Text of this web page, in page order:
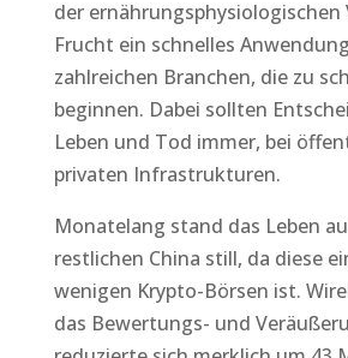
der ernährungsphysiologischen
Frucht ein schnelles
zahlreichen Branchen, die zu
beginnen. Dabei sollten
Leben und Tod immer, bei
privaten Infrastrukturen.
Monatelang stand das Leben
restlichen China still, da diese
wenigen Krypto-Börsen ist.
das Bewertungs- und